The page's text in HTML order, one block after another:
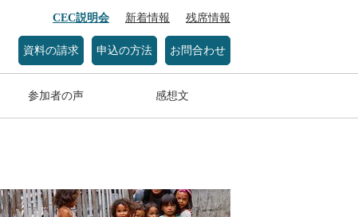
CEC説明会 新着情報 残席情報
資料の請求 申込の方法 お問合わせ
参加者の声 感想文